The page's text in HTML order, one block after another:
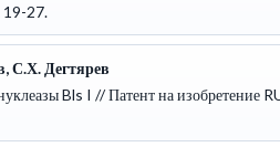
19-27.
С.Х. Дегтярев
Bls I // Патент на изобретение